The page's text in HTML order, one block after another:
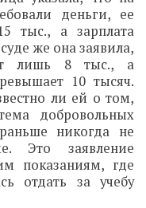
деньги, ее
тыс., а зарплата
же она заявила,
лишь 8 тыс., а
10 тысяч.
ли ей о том,
добровольных
никогда не
Это заявление
показаниям, где
отдать за учебу